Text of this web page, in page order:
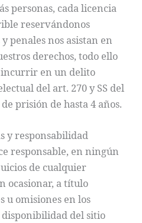
personas, cada licencia
reservándonos
penales nos asistan en
derechos, todo ello
en un delito
del art. 270 y SS del
prisión de hasta 4 años.
y responsabilidad
responsable, en ningún
de cualquier
ocasionar, a título
u omisiones en los
del sitio